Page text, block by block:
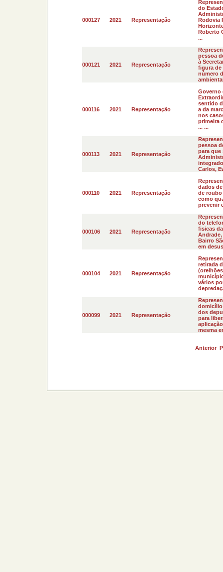
000127 2021 Representação
do
Rodovia
Roberto
...
000121 2021 Representação
pessoa
à
figura de
número
000116 2021 Representação
Governo
sentido
a da
nos
primeira
... ...
000113 2021 Representação
pessoa
para que
Carlos,
000110 2021 Representação
dados
de roubo
como
prevenir
000106 2021 Representação
do
fisicas
Andrade,
Bairro
em
000104 2021 Representação
retirada
vários
000099 2021 Representação
domicílio
dos
para
mesma
Anterior